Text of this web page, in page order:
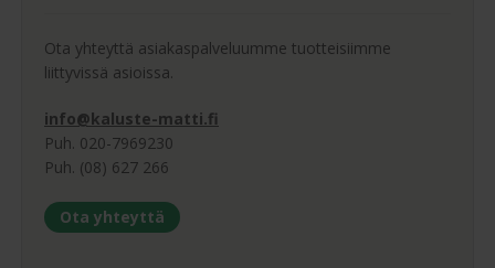
Ota yhteyttä asiakaspalveluumme tuotteisiimme
liittyvissä asioissa.
info@kaluste-matti.fi
Puh. 020-7969230
Puh. (08) 627 266
Ota yhteyttä